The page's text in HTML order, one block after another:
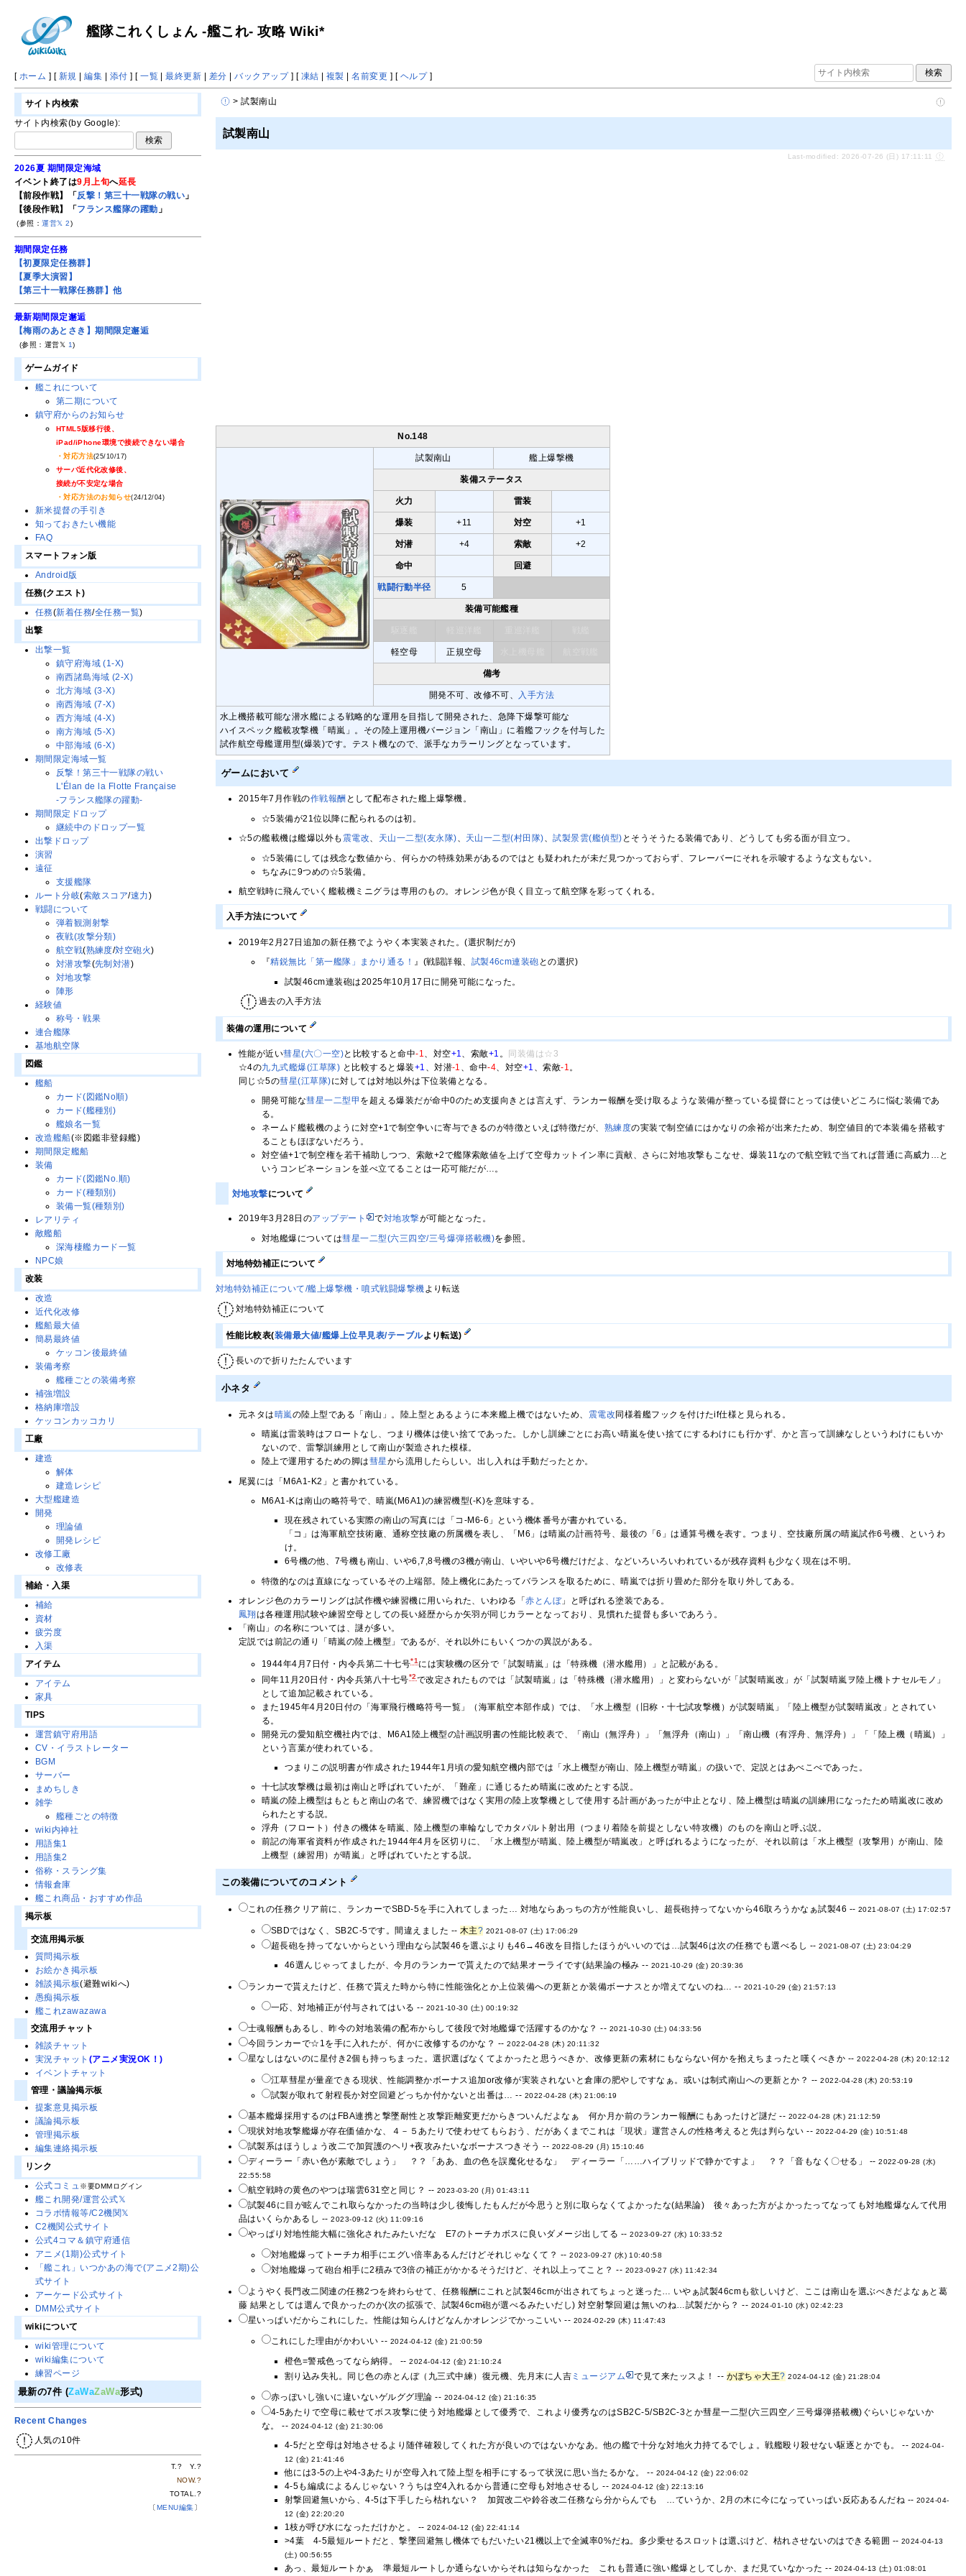
艦隊これくしょん -艦これ- 攻略 Wiki*
[ ホーム ] [ 新規 |編集 | 添付 ] [一覧 |最終更新 | 差分 |バックアップ] [ 凍結 | 複製 |名前変更 ] [ ヘルプ]
> 試製南山
試製南山
Last-modified: 2026-07-26 (日) 17:11:11
No.148
試製南山 艦上爆撃機
装備ステータス
火力 雷装
爆装 +11 対空 +1
対潜 +4 索敵 +2
命中 回避
戦闘行動半径 5
装備可能艦種
軽空母 正規空母
備考
開発不可、改修不可、 入手方法
水上機搭載可能な潜水艦による戦略的な運用を目指して開発された、急降下爆撃可能な
ハイスペック艦載攻撃機「晴嵐」。その陸上運用機バージョン「南山」に着艦フックを付与した
試作航空母艦運用型(爆装)です。テスト機なので、派手なカラーリングとなっています。
ゲームにおいて
2015年7月作戦の作戦報酬 として配布された艦上爆撃機。
☆5装備が21位以降に配られるのは初。
☆5の艦載機は艦爆以外も 震電改、 天山一二型(友永隊)、 天山一二型(村田隊)、試製景雲(艦偵型) とそうそうたる装備であり、どうしても劣る面が目立つ。
☆5装備にしては残念な数値から、何らかの特殊効果があるのではとも疑われたが未だ見つかっておらず、フレーバーにそれを示唆するような文もない。
ちなみに9つめの☆5装備。
航空戦時に飛んでいく艦載機ミニグラは専用のもの。オレンジ色が良く目立って航空隊を彩ってくれる。
入手方法について
2019年2月27日追加の新任務でようやく本実装された。(選択制だが)
『精鋭無比「第一艦隊」まかり通る！ 』(戦闘詳報、 試製46cm連装砲 との選択)
試製46cm連装砲は2025年10月17日に開発可能になった。
過去の入手方法
装備の運用について
性能が近い彗星(六〇一空)と比較すると命中-1、対空+1、索敵+1 。
同装備は☆3
☆4の九九式艦爆(江草隊) と比較すると爆装+1 、対潜-1 、命中-4、対空+1 、索敵-1。
同じ☆5の彗星(江草隊)に対しては対地以外は下位装備となる。
開発可能な彗星一二型甲 を超える爆装だが命中0のため支援向きとは言えず、ランカー報酬を受け取るような装備が整っている提督にとっては使いどころに悩む装備であ
る。
ネームド艦載機のように対空+1で制空争いに寄与できるのが特徴といえば特徴だが、 熟練度の実装で制空値にはかなりの余裕が出来たため、制空値目的で本装備を搭載す
ることもほぼないだろう。
対空値+1で制空権を若干補助しつつ、索敵+2で艦隊索敵値を上げて空母カットイン率に貢献、さらに対地攻撃もこなせ、爆装11なので航空戦で当てれば普通に高威力…と
いうコンビネーションを並べ立てることは一応可能だが…。
対地攻撃について
2019年3月28日のアップデート で対地攻撃が可能となった。
対地艦爆については彗星一二型(六三四空/三号爆弾搭載機)を参照。
対地特効補正について
対地特効補正について/艦上爆撃機・噴式戦闘爆撃機より転送
対地特効補正について
性能比較表(装備最大値/艦爆上位早見表/テーブルより転送)
長いので折りたたんでいます
小ネタ
元ネタは晴嵐の陸上型である「南山」。陸上型とあるように本来艦上機ではないため、 震電改同様着艦フックを付けたif仕様と見られる。
晴嵐は雷装時はフロートなし、つまり機体は使い捨てであった。しかし訓練ごとにお高い晴嵐を使い捨てにするわけにも行かず、かと言って訓練なしというわけにもいか
ないので、雷撃訓練用として南山が製造された模様。
陸上で運用するための脚は彗星から流用したらしい。出し入れは手動だったとか。
尾翼には「M6A1-K2」と書かれている。
M6A1-Kは南山の略符号で、晴嵐(M6A1)の練習機型(-K)を意味する。
現在残されている実際の南山の写真には「コ-M6-6」という機体番号が書かれている。
「コ」は海軍航空技術廠、通称空技廠の所属機を表し、「M6」は晴嵐の計画符号、最後の「6」は通算号機を表す。つまり、空技廠所属の晴嵐試作6号機、というわ
け。
6号機の他、7号機も南山、いや6,7,8号機の3機が南山、いやいや6号機だけだよ、などいろいろいわれているが残存資料も少なく現在は不明。
特徴的なのは直線になっているその上端部。陸上機化にあたってバランスを取るために、晴嵐では折り畳めた部分を取り外してある。
オレンジ色のカラーリングは試作機や練習機に用いられた、いわゆる「赤とんぼ」と呼ばれる塗装である。
鳳翔は各種運用試験や練習空母としての長い経歴からか矢羽が同じカラーとなっており、見慣れた提督も多いであろう。
「南山」の名称については、謎が多い。
定説では前記の通り「晴嵐の陸上機型」であるが、それ以外にもいくつかの異説がある。
1944年4月7日付・内令兵第二十七号*1 には実験機の区分で「試製晴嵐」は「特殊機（潜水艦用）」と記載がある。
同年11月20日付・内令兵第八十七号*2で改定されたものでは「試製晴嵐」は「特殊機（潜水艦用）」と変わらないが「試製晴嵐改」が「試製晴嵐ヲ陸上機トナセルモノ」
として追加記載されている。
また1945年4月20日付の「海軍飛行機略符号一覧」（海軍航空本部作成）では、「水上機型（旧称・十七試攻撃機）が試製晴嵐」「陸上機型が試製晴嵐改」とされてい
る。
開発元の愛知航空機社内では、M6A1陸上機型の計画説明書の性能比較表で、「南山（無浮舟）」「無浮舟（南山）」「南山機（有浮舟、無浮舟）」「「陸上機（晴嵐）」
という言葉が使われている。
つまりこの説明書が作成された1944年1月頃の愛知航空機内部では「水上機型が南山、陸上機型が晴嵐」の扱いで、定説とはあべこべであった。
十七試攻撃機は最初は南山と呼ばれていたが、「難産」に通じるため晴嵐に改めたとする説。
晴嵐の陸上機型はもともと南山の名で、練習機ではなく実用の陸上攻撃機として使用する計画があったが中止となり、陸上機型は晴嵐の訓練用になったため晴嵐改に改め
られたとする説。
浮舟（フロート）付きの機体を晴嵐、陸上機型の車輪なしでカタパルト射出用（つまり着陸を前提としない特攻機）のものを南山と呼ぶ説。
前記の海軍省資料が作成された1944年4月を区切りに、「水上機型が晴嵐、陸上機型が晴嵐改」と呼ばれるようになったが、それ以前は「水上機型（攻撃用）が南山、陸
上機型（練習用）が晴嵐」と呼ばれていたとする説。
この装備についてのコメント
これの任務クリア前に、ランカーでSBD-5を手に入れてしまった… 対地ならあっちの方が性能良いし、超長砲持ってないから46取ろうかなぁ試製46 --2021-08-07 (土) 17:02:57
SBDではなく、SB2C-5です。間違えました -- 木主? 2021-08-07 (土) 17:06:29
超長砲を持ってないからという理由なら試製46を選ぶよりも46→46改を目指したほうがいいのでは…試製46は次の任務でも選べるし --2021-08-07 (土) 23:04:29
46選んじゃってましたが、今月のランカーで貰えたので結果オーライです(結果論の極み -- 2021-10-29 (金) 20:39:36
ランカーで貰えたけど、任務で貰えた時から特に性能強化とか上位装備への更新とか装備ボーナスとか増えてないのね… -- 2021-10-29 (金) 21:57:13
一応、対地補正が付与されてはいる -- 2021-10-30 (土) 00:19:32
士魂報酬もあるし、昨今の対地装備の配布からして後段で対地艦爆で活躍するのかな？ -- 2021-10-30 (土) 04:33:56
今回ランカーで☆1を手に入れたが、何かに改修するのかな？ --2022-04-28 (木) 20:11:32
星なしはないのに星付き2個も持っちまった。選択選ばなくてよかったと思うべきか、改修更新の素材にもならない何かを抱えちまったと嘆くべきか --2022-04-28 (木) 20:12:12
江草彗星が量産できる現状、性能調整かボーナス追加or改修が実装されないと倉庫の肥やしですなぁ。或いは制式南山への更新とか？ --2022-04-28 (木) 20:53:19
試製が取れて射程長か対空回避どっちか付かないと出番は… -- 2022-04-28 (木) 21:06:19
基本艦爆採用するのはFBA連携と撃墜耐性と攻撃距離変更だからきついんだよなぁ 何か月か前のランカー報酬にもあったけど謎だ -- 2022-04-28 (木) 21:12:59
現状対地攻撃艦爆が存在価値かな、４－５あたりで使わせてもらおう、だがあくまでこれは「現状」運営さんの性格考えると先は判らない -- 2022-04-29 (金) 10:51:48
試製系はほうしょう改二で加賀護のヘリ+夜攻みたいなボーナスつきそう -- 2022-08-29 (月) 15:10:46
ディーラー「赤い色が素敵でしょう」 ？？「ああ、血の色を誤魔化せるな」 ディーラー「……ハイブリッドで静かですよ」 ？？「音もなく〇せる」 --2022-09-28 (水)
22:55:58
航空戦時の黄色のやつは瑞雲631空と同じ？ -- 2023-03-20 (月) 01:43:11
試製46に目が眩んでこれ取らなかったの当時は少し後悔したもんだが今思うと別に取らなくてよかったな(結果論) 後々あった方がよかったってなっても対地艦爆なんて代用
品はいくらかあるし --2023-09-12 (火) 11:09:16
やっぱり対地性能大幅に強化されたみたいだな E7のトーチカボスに良いダメージ出してる --2023-09-27 (水) 10:33:52
対地艦爆ってトーチカ相手にエグい倍率あるんだけどそれじゃなくて？ --2023-09-27 (水) 10:40:58
対地艦爆って砲台相手に2積みで3倍の補正がかかるそうだけど、それ以上ってこと？ -- 2023-09-27 (水) 11:42:34
ようやく長門改二関連の任務2つを終わらせて、任務報酬にこれと試製46cmが出されてちょっと迷った… いやぁ試製46cmも欲しいけど、ここは南山を選ぶべきだよなぁと葛
藤 結果としては選んで良かったのか(次の拡張で、試製46cm砲が選べるみたいだし) 対空射撃回避は無いのね…試製だから？ -- 2024-01-10 (水) 02:42:23
星いっぱいだからこれにした。性能は知らんけどなんかオレンジでかっこいい -- 2024-02-29 (木) 11:47:43
これにした理由がかわいい -- 2024-04-12 (金) 21:00:59
橙色=警戒色ってなら納得。 --2024-04-12 (金) 21:10:24
割り込み失礼。同じ色の赤とんぼ（九三式中練）復元機、先月末に人吉 ミュージアム で見て来たッスよ！ -- かぼちゃ大王? 2024-04-12 (金) 21:28:04
赤っぽいし強いに違いないゲルググ理論 -- 2024-04-12 (金) 21:16:35
4-5あたりで空母に載せてボス攻撃に使う対地艦爆として優秀で、これより優秀なのはSB2C-5/SB2C-3とか彗星一二型(六三四空／三号爆弾搭載機)ぐらいじゃないか
な。 -- 2024-04-12 (金) 21:30:06
4-5だと空母は対地させるより随伴確殺してくれた方が良いのではないかなあ。他の艦で十分な対地火力持てるでしょ。戦艦殴り殺せない駆逐とかでも。 -- 2024-04-
12 (金) 21:41:46
他には3-5の上や4-3あたりが空母入れて陸上型を相手にするって状況に思い当たるかな。 -- 2024-04-12 (金) 22:06:02
4‐5も編成によるんじゃない？うちは空4入れるから普通に空母も対地させるし -- 2024-04-12 (金) 22:13:16
射撃回避無いから、4-5は下手したら枯れない？ 加賀改二や鈴谷改二任務なら分からんでも …ていうか、2月の木に今になっていっぱい反応あるんだね -- 2024-04-
12 (金) 22:20:20
1枝が呼び水になっただけかと。 --2024-04-12 (金) 22:41:14
>4葉 4-5最短ルートだと、撃墜回避無し機体でもだいたい21機以上で全滅率0%だね。多少乗せるスロットは選ぶけど、枯れさせないのはできる範囲 -- 2024-04-13
(土) 00:56:55
あっ、最短ルートかぁ 準最短ルートしか通らないからそれは知らなかった これも普通に強い艦爆としてしか、まだ見ていなかった -- 2024-04-13 (土) 01:08:01
サイト内検索
サイト内検索(by Google):
2026夏 期間限定海域
イベント終了は9月上旬へ延長
【前段作戦】「 反撃！第三十一戦隊の戦い 」
【後段作戦】「 フランス艦隊の躍動 」
(参照：運営𝕏 2)
期間限定任務
【初夏限定任務群】
【夏季大演習】
【第三十一戦隊任務群】他
最新期間限定邂逅
【梅雨のあとさき】期間限定邂逅
(参照：運営𝕏 1)
ゲームガイド
艦これについて
第二期について
鎮守府からのお知らせ
HTML5版移行後、
iPad/iPhone環境で接続できない場合
・対応方法(25/10/17)
サーバ近代化改修後、
接続が不安定な場合
・対応方法のお知らせ(24/12/04)
新米提督の手引き
知っておきたい機能
FAQ
スマートフォン版
Android版
任務(クエスト)
任務(新着任務/全任務一覧)
出撃
出撃一覧
鎮守府海域 (1-X)
南西諸島海域 (2-X)
北方海域 (3-X)
南西海域 (7-X)
西方海域 (4-X)
南方海域 (5-X)
中部海域 (6-X)
期間限定海域一覧
反撃！第三十一戦隊の戦い
L'Élan de la Flotte Française
-フランス艦隊の躍動-
期間限定ドロップ
継続中のドロップ一覧
出撃ドロップ
演習
遠征
支援艦隊
ルート分岐(索敵スコア/速力)
戦闘について
弾着観測射撃
夜戦(攻撃分類)
航空戦(熟練度/対空砲火)
対潜攻撃(先制対潜)
対地攻撃
陣形
経験値
称号・戦果
連合艦隊
基地航空隊
図鑑
艦船
カード(図鑑No順)
カード(艦種別)
艦娘名一覧
改造艦船(※図鑑非登録艦)
期間限定艦船
装備
カード(図鑑No.順)
カード(種類別)
装備一覧(種類別)
レアリティ
敵艦船
深海棲艦カード一覧
NPC娘
改装
改造
近代化改修
艦船最大値
簡易最終値
ケッコン後最終値
装備考察
艦種ごとの装備考察
補強増設
格納庫増設
ケッコンカッコカリ
工廠
建造
解体
建造レシピ
大型艦建造
開発
理論値
開発レシピ
改修工廠
改修表
補給・入渠
補給
資材
疲労度
入渠
アイテム
アイテム
家具
TIPS
運営鎮守府用語
CV・イラストレーター
BGM
サーバー
まめちしき
雑学
艦種ごとの特徴
wiki内神社
用語集1
用語集2
俗称・スラング集
情報倉庫
艦これ商品・おすすめ作品
掲示板
交流用掲示板
質問掲示板
お絵かき掲示板
雑談掲示板(避難wikiへ)
愚痴掲示板
艦これzawazawa
交流用チャット
雑談チャット
実況チャット (アニメ実況OK！)
イベントチャット
管理・議論掲示板
提案意見掲示板
議論掲示板
管理掲示板
編集連絡掲示板
リンク
公式コミュ※要DMMログイン
艦これ開発/運営公式𝕏
コラボ情報等/C2機関𝕏
C2機関公式サイト
公式4コマ＆鎮守府通信
アニメ(1期)公式サイト
「艦これ」いつかあの海で(アニメ2期)公
式サイト
アーケード公式サイト
DMM公式サイト
wikiについて
wiki管理について
wiki編集について
練習ページ
最新の7件 (ZaWaZaWa形式)
Recent Changes
人気の10件
T.? Y.?
NOW.?
TOTAL.?
〔MENU編集〕